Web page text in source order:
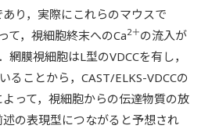
り，実際にこれらのマウスで
て，視細胞終末へのCa2＋の流入が
．網膜視細胞はL型のVDCCを有し，
ることから，CAST/ELKS-VDCCの
って，視細胞からの伝達物質の放
の表現型につながると予想され